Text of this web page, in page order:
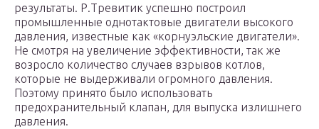
результаты. Р.Тревитик успешно построил
промышленные однотактовые двигатели высокого
давления, известные как «корнуэльские двигатели».
Не смотря на увеличение эффективности, так же
возросло количество случаев взрывов котлов,
которые не выдерживали огромного давления.
Поэтому принято было использовать
предохранительный клапан, для выпуска излишнего
давления.